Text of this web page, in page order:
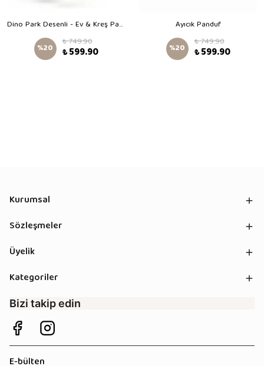
Dino Park Desenli - Ev & Kreş Panduf
%20 ₺ 749.90
₺ 599.90
Ayıcık Panduf
%20 ₺ 749.90
₺ 599.90
Kurumsal
Sözleşmeler
Üyelik
Kategoriler
Bizi takip edin
E-bülten